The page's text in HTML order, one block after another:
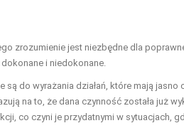
zrozumienie jest niezbędne dla
i niedokonane.
do wyrażania działań, które mają jasno
na to, że dana czynność została już
co czyni je przydatnymi w sytuacjach,